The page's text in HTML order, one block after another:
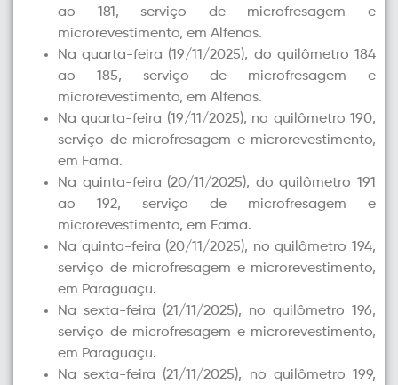
ao 181, serviço de microfresagem e
microrevestimento, em Alfenas.
Na quarta-feira (19/11/2025), do quilômetro 184
ao 185, serviço de microfresagem e
microrevestimento, em Alfenas.
Na quarta-feira (19/11/2025), no quilômetro 190,
serviço de microfresagem e microrevestimento,
em Fama.
Na quinta-feira (20/11/2025), do quilômetro 191
ao 192, serviço de microfresagem e
microrevestimento, em Fama.
Na quinta-feira (20/11/2025), no quilômetro 194,
serviço de microfresagem e microrevestimento,
em Paraguaçu.
Na sexta-feira (21/11/2025), no quilômetro 196,
serviço de microfresagem e microrevestimento,
em Paraguaçu.
Na sexta-feira (21/11/2025), no quilômetro 199,